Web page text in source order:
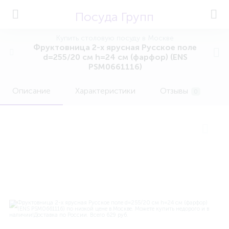
Посуда Групп
Фруктовница 2-х ярусная Русское поле
d=255/20 см h=24 см (фарфор) (ENS
PSM0661116)
Описание Характеристики Отзывы